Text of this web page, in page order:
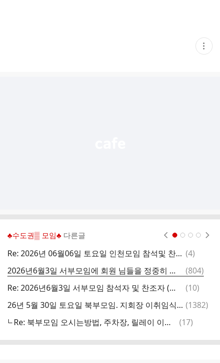
현
재
♣수도권▒ 모임♣ 다른글
Re: 2026년 06월06일 토요일 인천모임 참석및 찬조자 명단 댓
(4)
2026년6월3일 서부모임에 회원 님들을 정중히 초대합니다
댓
글
(804)
Re: 2026년6월3일 서부모임 참석자 및 찬조자 (존칭생략)
댓
(10)
26년 5월 30일 토요일 북부모임. 지회장 이취임식에 회원님들을 초대합니다. 댓
(1382)
Re: 북부모임 오시는방법, 주차장, 릴레이 이벤트 안내
댓
(17)